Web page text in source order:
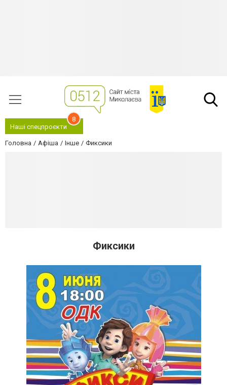
Наші спецпроєкти
8
Головна Афіша Інше Фиксики
Фиксики